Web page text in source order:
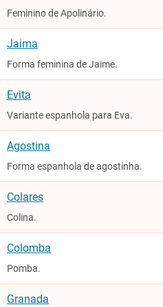
Feminino de Apolinário.
Jaima
Forma feminina de Jaime.
Evita
Variante espanhola para Eva.
Agostina
Forma espanhola de agostinha.
Colares
Colina.
Colomba
Pomba.
Granada